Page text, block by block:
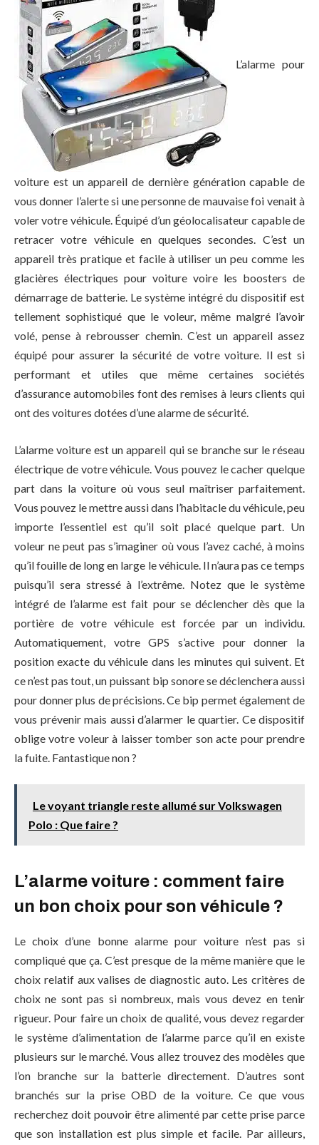
L’alarme pour
voiture est un appareil de dernière génération capable de
vous donner l’alerte si une personne de mauvaise foi venait à
voler votre véhicule. Équipé d’un géolocalisateur capable de
retracer votre véhicule en quelques secondes. C’est un
appareil très pratique et facile à utiliser un peu comme les
glacières électriques pour voiture voire les boosters de
démarrage de batterie. Le système intégré du dispositif est
tellement sophistiqué que le voleur, même malgré l’avoir
volé, pense à rebrousser chemin. C’est un appareil assez
équipé pour assurer la sécurité de votre voiture. Il est si
performant et utiles que même certaines sociétés
d’assurance automobiles font des remises à leurs clients qui
ont des voitures dotées d’une alarme de sécurité.
L’alarme voiture est un appareil qui se branche sur le réseau
électrique de votre véhicule. Vous pouvez le cacher quelque
part dans la voiture où vous seul maîtriser parfaitement.
Vous pouvez le mettre aussi dans l’habitacle du véhicule, peu
importe l’essentiel est qu’il soit placé quelque part. Un
voleur ne peut pas s’imaginer où vous l’avez caché, à moins
qu’il fouille de long en large le véhicule. Il n’aura pas ce temps
puisqu’il sera stressé à l’extrême. Notez que le système
intégré de l’alarme est fait pour se déclencher dès que la
portière de votre véhicule est forcée par un individu.
Automatiquement, votre GPS s’active pour donner la
position exacte du véhicule dans les minutes qui suivent. Et
ce n’est pas tout, un puissant bip sonore se déclenchera aussi
pour donner plus de précisions. Ce bip permet également de
vous prévenir mais aussi d’alarmer le quartier. Ce dispositif
oblige votre voleur à laisser tomber son acte pour prendre
la fuite. Fantastique non ?
Le voyant triangle reste allumé sur Volkswagen
Polo : Que faire ?
L’alarme voiture : comment faire
un bon choix pour son véhicule ?
Le choix d’une bonne alarme pour voiture n’est pas si
compliqué que ça. C’est presque de la même manière que le
choix relatif aux valises de diagnostic auto. Les critères de
choix ne sont pas si nombreux, mais vous devez en tenir
rigueur. Pour faire un choix de qualité, vous devez regarder
le système d’alimentation de l’alarme parce qu’il en existe
plusieurs sur le marché. Vous allez trouvez des modèles que
l’on branche sur la batterie directement. D’autres sont
branchés sur la prise OBD de la voiture. Ce que vous
recherchez doit pouvoir être alimenté par cette prise parce
que son installation est plus simple et facile. Par ailleurs,